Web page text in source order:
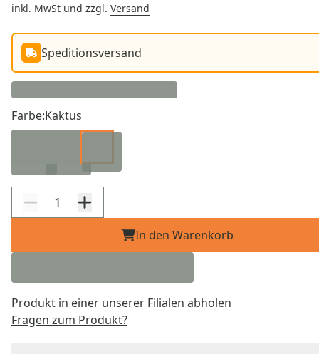
inkl. MwSt und zzgl. Versand
Speditionsversand
Farbe:Kaktus
In den Warenkorb
Produkt in einer unserer Filialen abholen
Fragen zum Produkt?